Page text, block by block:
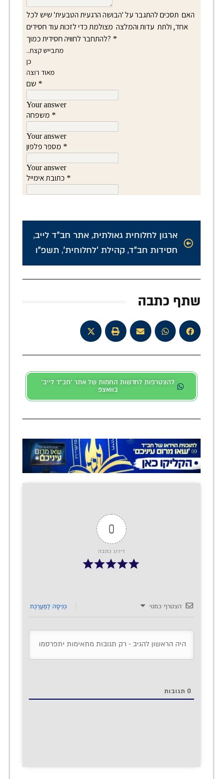
ארגון לחלוחית גאולתית, אתר חב"ד לייב,
חסידות חב"ד, קהילת 'לחלוחית', תשפ"ו
שתף כתבה
להצטרפות לחדשות החמות של אתר 'חב"ד לייב'
בוואצפ
0
דירוג כתבה
הצטרף כמנוי כְּנִיסָה לַמַעֲרֶכֶת
0 תגובות